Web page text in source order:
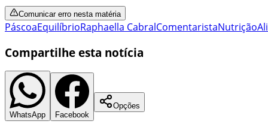
Comunicar erro nesta matéria
PáscoaEquilíbrioRaphaella CabralComentaristaNutrição
Compartilhe esta notícia
WhatsApp Facebook
Opções